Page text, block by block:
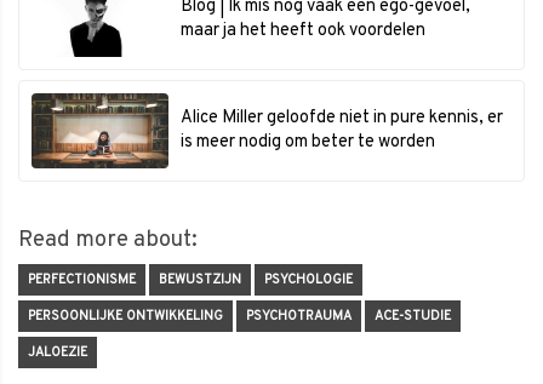
Blog | Ik mis nog vaak een ego-gevoel,
maar ja het heeft ook voordelen
Alice Miller geloofde niet in pure kennis, er
is meer nodig om beter te worden
Read more about:
PERFECTIONISME BEWUSTZIJN PSYCHOLOGIE
PERSOONLIJKE ONTWIKKELING PSYCHOTRAUMA ACE-STUDIE
JALOEZIE